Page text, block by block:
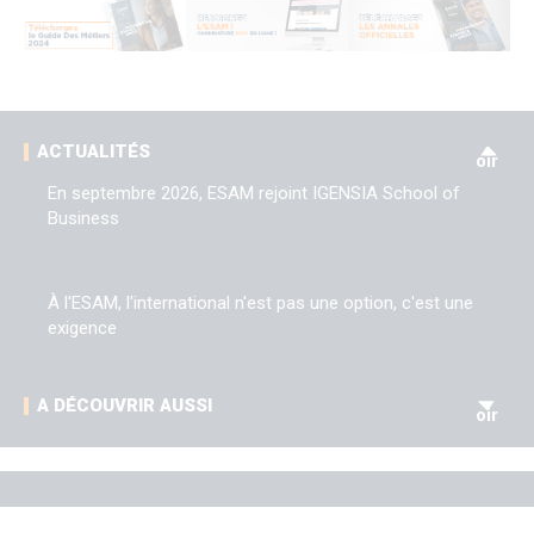
ACTUALITÉS
oir
En septembre 2026, ESAM rejoint IGENSIA School of
Business
À l'ESAM, l'international n'est pas une option, c'est une
exigence
A DÉCOUVRIR AUSSI
oir